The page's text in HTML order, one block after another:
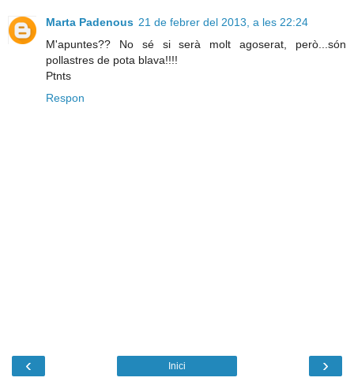
Marta Padenous 21 de febrer del 2013, a les 22:24
M'apuntes?? No sé si serà molt agoserat, però...són
pollastres de pota blava!!!!
Ptnts
Respon
‹ ›
Inici